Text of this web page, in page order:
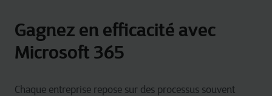
Gagnez en efficacité avec
Microsoft 365
Chaque entreprise repose sur des processus souvent